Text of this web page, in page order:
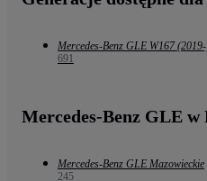
Mercedes-Benz GLE W167
691
Mercedes-Benz GLE w
Mercedes-Benz GLE Mazowieckie
245